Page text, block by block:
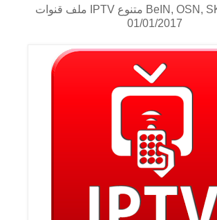
ملف قنوات IPTV متنوع BeIN, OSN, SKY, Nile ليوم
01/01/2017